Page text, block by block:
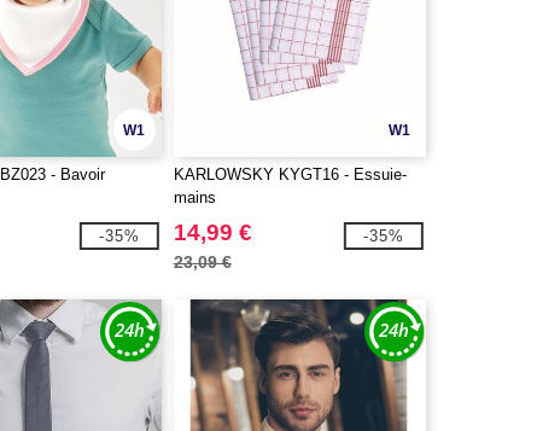
W1
- Bavoir
-35%
W1
KARLOWSKY KYGT16 - Essuie-
mains
14,99 €
23,09 €
-35%